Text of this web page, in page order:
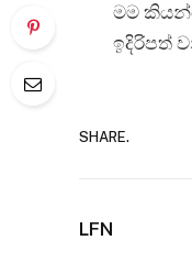
මම
ඉදිරිපත්
SHARE.
LFN